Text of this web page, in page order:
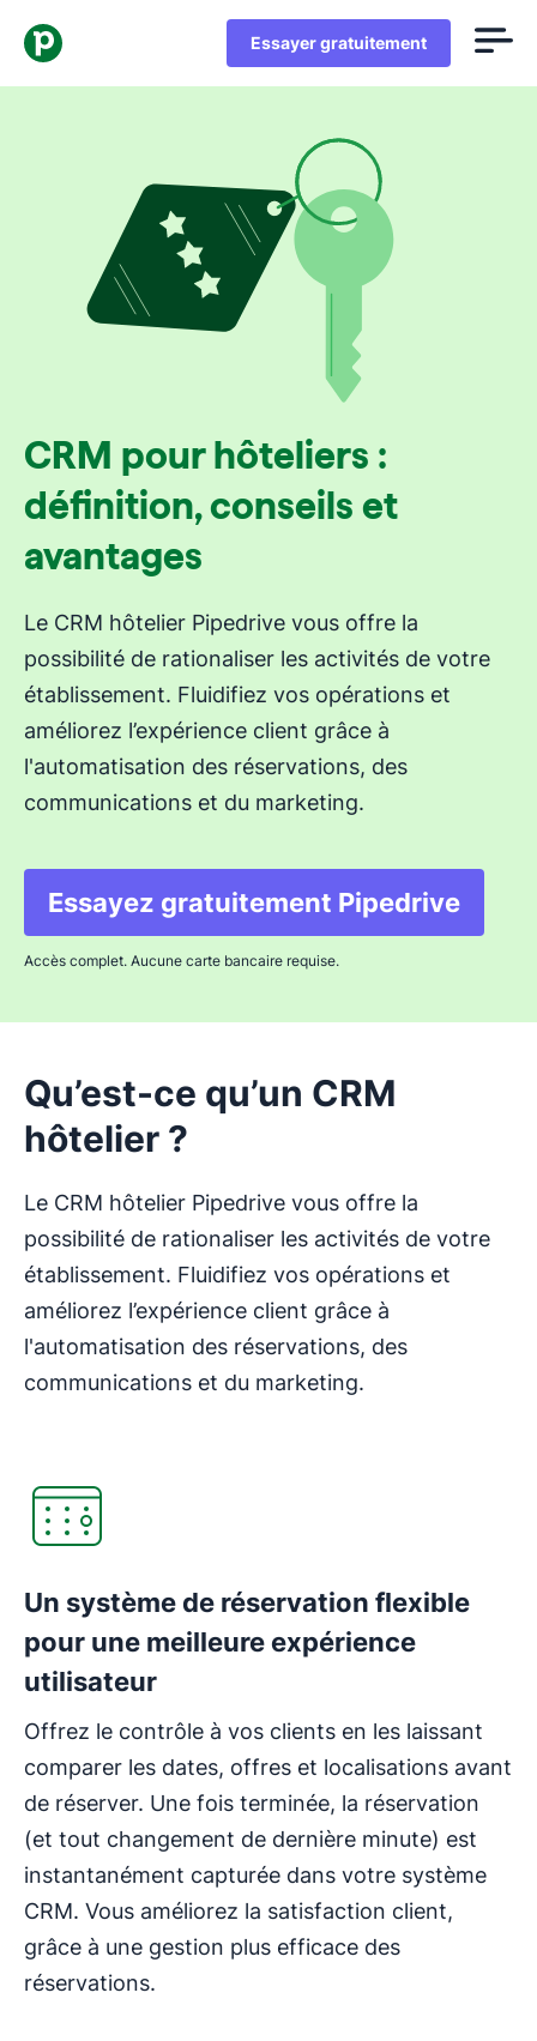
Essayer gratuitement
CRM pour hôteliers :
définition, conseils et
avantages
Le CRM hôtelier Pipedrive vous offre la
possibilité de rationaliser les activités de votre
établissement. Fluidifiez vos opérations et
améliorez l’expérience client grâce à
l'automatisation des réservations, des
communications et du marketing.
Essayez gratuitement Pipedrive
S'ouvre dans une
Accès complet. Aucune carte bancaire requise.
Qu’est-ce qu’un CRM
hôtelier ?
Le CRM hôtelier Pipedrive vous offre la
possibilité de rationaliser les activités de votre
établissement. Fluidifiez vos opérations et
améliorez l’expérience client grâce à
l'automatisation des réservations, des
communications et du marketing.
Un système de réservation flexible
pour une meilleure expérience
utilisateur
Offrez le contrôle à vos clients en les laissant
comparer les dates, offres et localisations avant
de réserver. Une fois terminée, la réservation
(et tout changement de dernière minute) est
instantanément capturée dans votre système
CRM. Vous améliorez la satisfaction client,
grâce à une gestion plus efficace des
réservations.